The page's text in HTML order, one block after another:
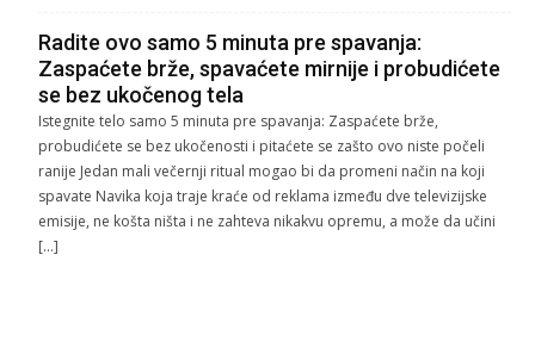
Radite ovo samo 5 minuta pre spavanja:
Zaspaćete brže, spavaćete mirnije i probudićete
se bez ukočenog tela
Istegnite telo samo 5 minuta pre spavanja: Zaspaćete brže,
probudićete se bez ukočenosti i pitaćete se zašto ovo niste počeli
ranije Jedan mali večernji ritual mogao bi da promeni način na koji
spavate Navika koja traje kraće od reklama između dve televizijske
emisije, ne košta ništa i ne zahteva nikakvu opremu, a može da učini
[…]